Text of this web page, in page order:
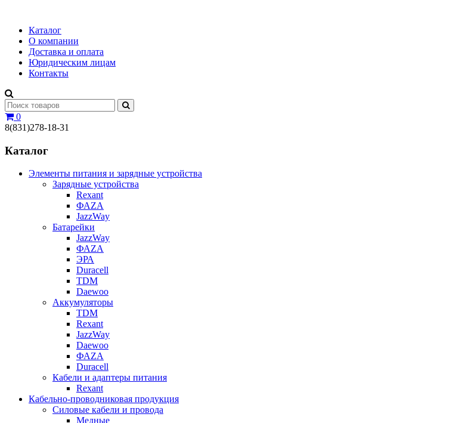
Каталог
О компании
Доставка и оплата
Юридическим лицам
Контакты
0
8(831)278-18-31
Каталог
Элементы питания и зарядные устройства
Зарядные устройства
Rexant
ФАZА
JazzWay
Батарейки
JazzWay
ФАZА
ЭРА
Duracell
TDM
Daewoo
Аккумуляторы
TDM
Rexant
JazzWay
Daewoo
ФАZА
Duracell
Кабели и адаптеры питания
Rexant
Кабельно-проводниковая продукция
Силовые кабели и провода
Медные